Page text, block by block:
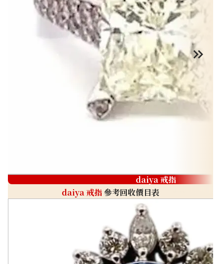
daiya 戒指
daiya 戒指參考回收價目表